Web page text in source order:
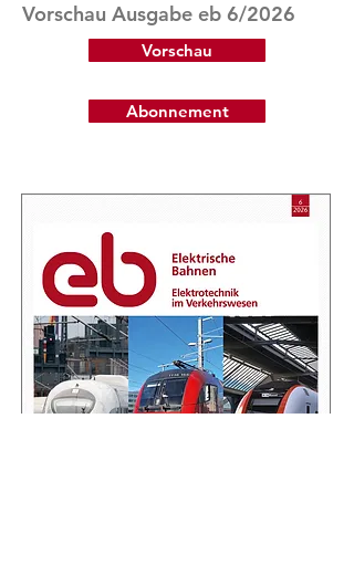
Vorschau Ausgabe eb 6/2026
Vorschau
Abonnement